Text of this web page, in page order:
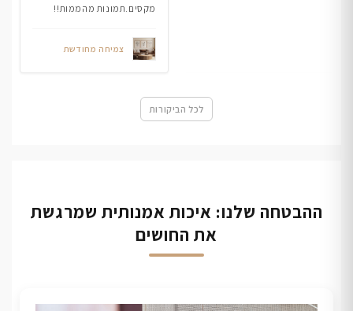
מקסים.תמונות מהממות!!
צמיחה מחודשת
לכל הביקורות
ההבטחה שלנו: איכות אמנותית שמרגשת
את החושים